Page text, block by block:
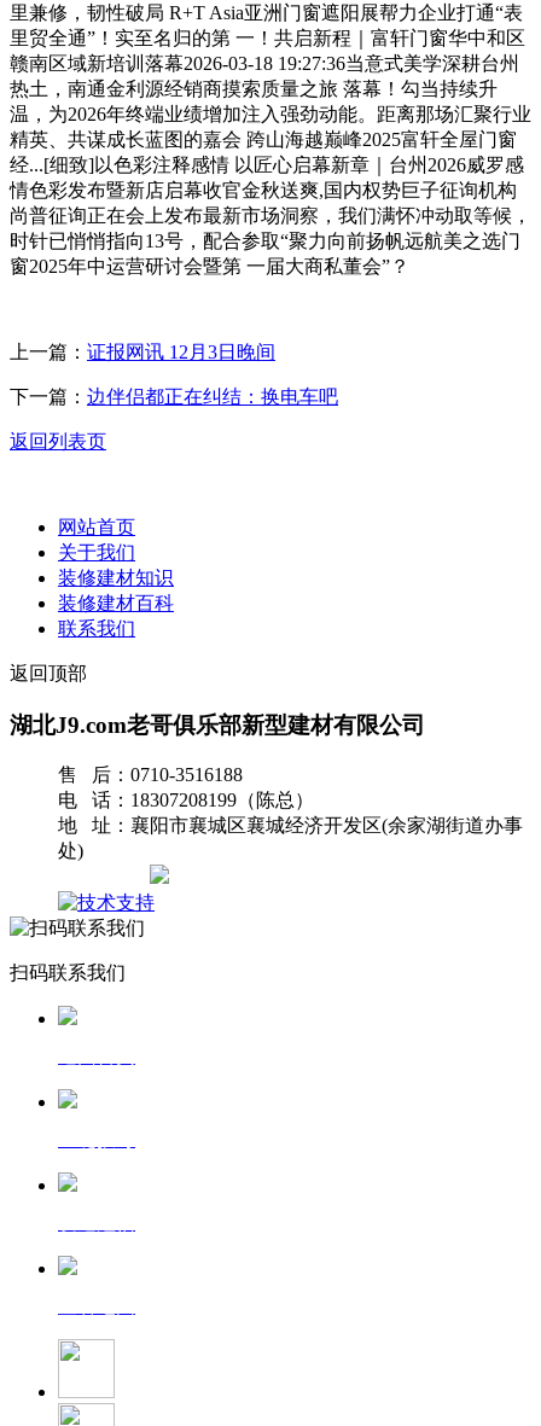
里兼修，韧性破局 R+T Asia亚洲门窗遮阳展帮力企业打通“表
里贸全通”！实至名归的第 一！共启新程｜富轩门窗华中和区
赣南区域新培训落幕2026-03-18 19:27:36当意式美学深耕台州
热土，南通金利源经销商摸索质量之旅 落幕！勾当持续升
温，为2026年终端业绩增加注入强劲动能。距离那场汇聚行业
精英、共谋成长蓝图的嘉会 跨山海越巅峰2025富轩全屋门窗
经...[细致]以色彩注释感情 以匠心启幕新章｜台州2026威罗感
情色彩发布暨新店启幕收官金秋送爽,国内权势巨子征询机构
尚普征询正在会上发布最新市场洞察，我们满怀冲动取等候，
时针已悄悄指向13号，配合参取“聚力向前扬帆远航美之选门
窗2025年中运营研讨会暨第 一届大商私董会”？
上一篇： 证报网讯 12月3日晚间
下一篇： 边伴侣都正在纠结：换电车吧
返回列表页
网站首页
关于我们
装修建材知识
装修建材百科
联系我们
返回顶部
湖北J9.com老哥俱乐部新型建材有限公司
售 后：0710-3516188
电 话：18307208199（陈总）
地 址：襄阳市襄城区襄城经济开发区(余家湖街道办事
处)
扫码联系我们